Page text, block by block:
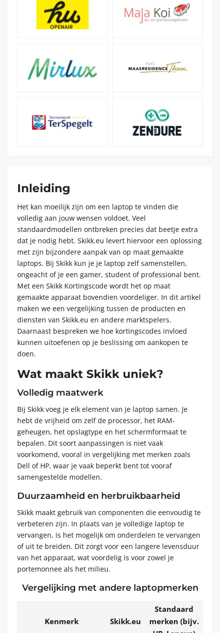
Inleiding
Het kan moeilijk zijn om een laptop te vinden die
volledig aan jouw wensen voldoet. Veel
standaardmodellen ontbreken precies dat beetje extra
dat je nodig hebt. Skikk.eu levert hiervoor een oplossing
met zijn bijzondere aanpak van op maat gemaakte
laptops. Bij Skikk kun je je laptop zelf samenstellen,
ongeacht of je een gamer, student of professional bent.
Met een Skikk Kortingscode wordt het op maat
gemaakte apparaat bovendien voordeliger. In dit artikel
maken we een vergelijking tussen de producten en
diensten van Skikk.eu en andere marktspelers.
Daarnaast bespreken we hoe kortingscodes invloed
kunnen uitoefenen op je beslissing om aankopen te
doen.
Wat maakt Skikk uniek?
Volledig maatwerk
Bij Skikk voeg je elk element van je laptop samen. Je
hebt de vrijheid om zelf de processor, het RAM-
geheugen, het opslagtype en het schermformaat te
bepalen. Dit soort aanpassingen is niet vaak
voorkomend, vooral in vergelijking met merken zoals
Dell of HP, waar je vaak beperkt bent tot vooraf
samengestelde modellen.
Duurzaamheid en herbruikbaarheid
Skikk maakt gebruik van componenten die eenvoudig te
verbeteren zijn. In plaats van je volledige laptop te
vervangen, is het mogelijk om onderdelen te vervangen
of uit te breiden. Dit zorgt voor een langere levensduur
van het apparaat, wat voordelig is voor zowel je
portemonnee als het milieu.
Vergelijking met andere laptopmerken
Kenmerk Skikk.eu
Standaard
merken (bijv.